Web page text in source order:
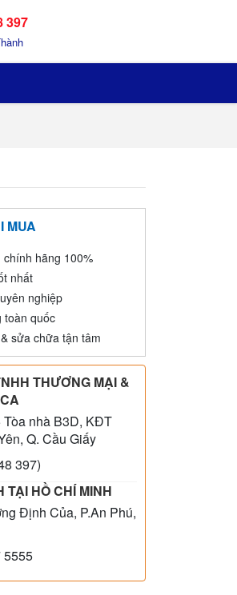
397
MUA
chính hãng 100%
nhất
nghiệp
toàn quốc
sửa chữa tận tâm
THƯƠNG MẠI &
Tòa nhà B3D, KĐT
Q. Cầu Giấy
397)
TẠI HỒ CHÍ MINH
Định Của, P.An Phú,
5555